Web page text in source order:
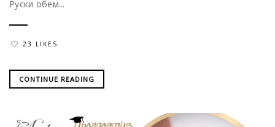
Руски обем...
23 LIKES
CONTINUE READING